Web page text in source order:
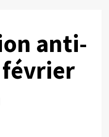
anti-
février